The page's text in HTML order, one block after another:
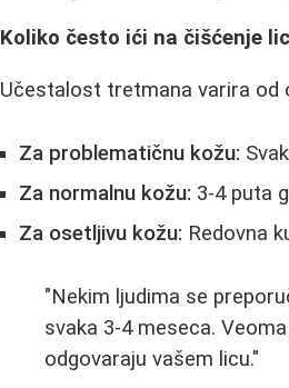
Koliko često ići na čišćenje
Učestalost tretmana varira od
Za problematičnu kožu:
Za normalnu kožu: 3-4 puta
Za osetljivu kožu: Redovna
"Nekim ljudima se
svaka 3-4 meseca.
odgovaraju vašem licu."